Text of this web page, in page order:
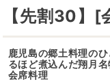
【先割30】[
鹿児島の郷土料理の
るほど煮込んだ翔月
会席料理